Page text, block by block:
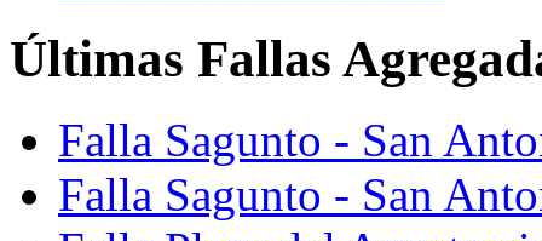
Últimas Fallas
Falla Sagunto - San
Falla Sagunto - San